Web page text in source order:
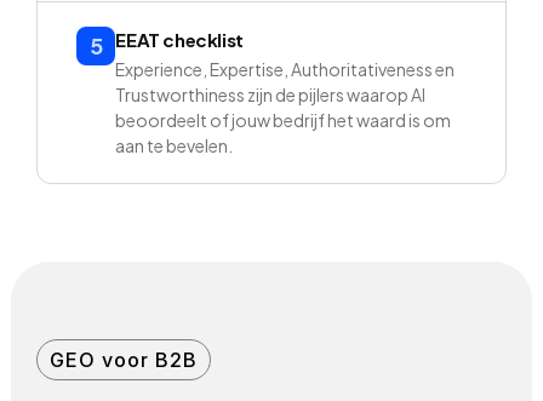
5 EEAT checklist
Experience, Expertise, Authoritativeness en
Trustworthiness zijn de pijlers waarop AI
beoordeelt of jouw bedrijf het waard is om
aan te bevelen.
GEO voor B2B